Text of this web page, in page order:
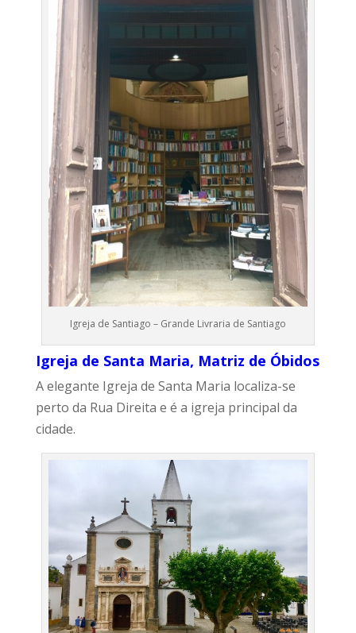
Igreja de Santiago – Grande Livraria de Santiago
Igreja de Santa Maria, Matriz de Óbidos
A elegante Igreja de Santa Maria localiza-se
perto da Rua Direita e é a igreja principal da
cidade.